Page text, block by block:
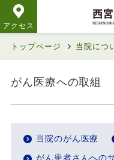
アクセス
トップページ 当院につ
がん医療への取組
当院のがん医療
がん患者さんへの